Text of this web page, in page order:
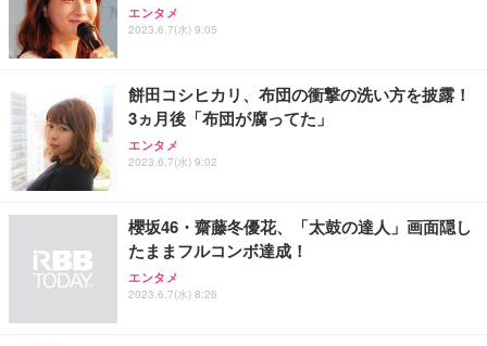
エンタメ
2023.6.7(水) 9:05
餅田コシヒカリ、布団の衝撃の洗い方を披露！
3ヵ月後「布団が腐ってた」
エンタメ
2023.6.7(水) 9:02
櫻坂46・齋藤冬優花、「太鼓の達人」画面隠し
たままフルコンボ達成！
エンタメ
2023.6.7(水) 8:26